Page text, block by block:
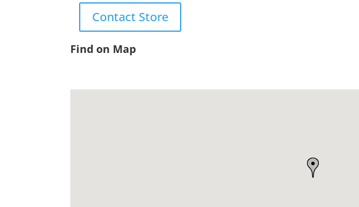
Contact Store
Find on Map